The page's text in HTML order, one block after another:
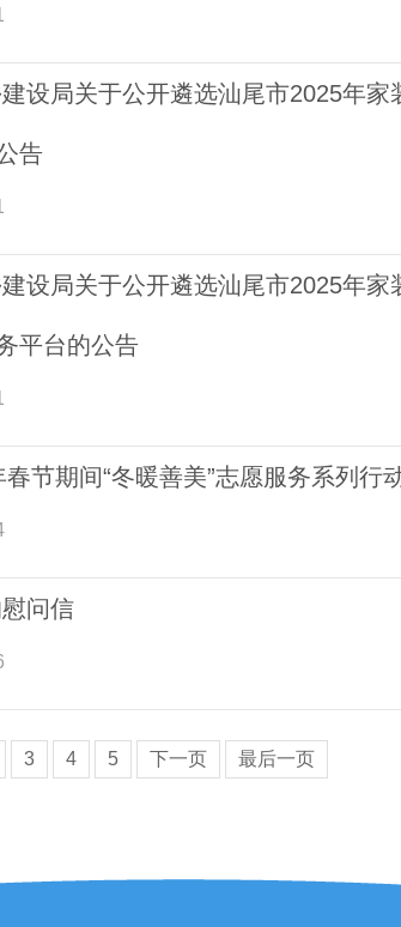
设局关于公开遴选汕尾市2025年
告
设局关于公开遴选汕尾市2025年
平台的公告
节期间“冬暖善美”志愿服务系列行
问信
3 4 5 下一页 最后一页